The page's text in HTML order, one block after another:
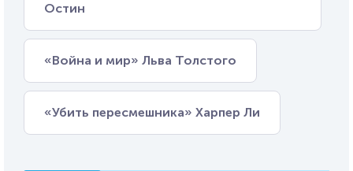
Остин
«Война и мир» Льва Толстого
«Убить пересмешника» Харпер Ли